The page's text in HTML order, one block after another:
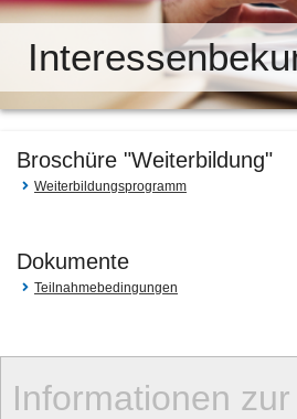
Broschüre "Weiterbildung"
Weiterbildungsprogramm
Dokumente
Teilnahmebedingungen
Informationen zur